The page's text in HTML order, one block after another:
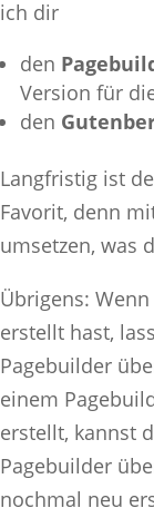
ich dir
den
Version für
den
Langfristig ist
Favorit, denn
umsetzen, was
Übrigens:
erstellt hast,
Pagebuilder
einem
erstellt, kannst
Pagebuilder
nochmal neu